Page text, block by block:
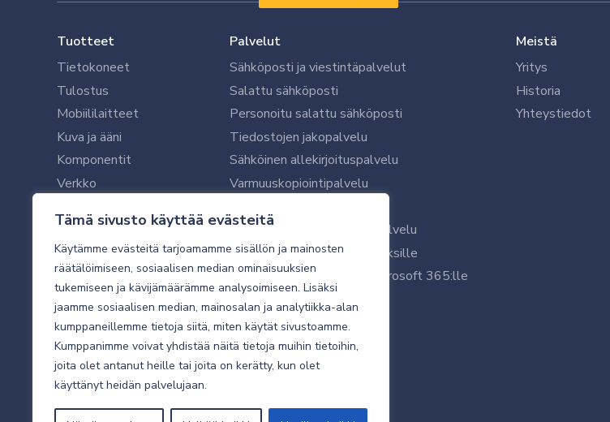
Tämä sivusto käyttää evästeitä
Käytämme evästeitä tarjoamamme sisällön ja mainosten
räätälöimiseen, sosiaalisen median ominaisuuksien
tukemiseen ja kävijämäärämme analysoimiseen. Lisäksi
jaamme sosiaalisen median, mainosalan ja analytiikka-alan
kumppaneillemme tietoja siitä, miten käytät sivustoamme.
Kumppanimme voivat yhdistää näitä tietoja muihin tietoihin,
joita olet antanut heille tai joita on kerätty, kun olet
käyttänyt heidän palvelujaan.
Tuotteet
Tietokoneet
Tulostus
Mobiililaitteet
Kuva ja ääni
Komponentit
Verkko
Oheislaitteet
Palvelut
Sähköposti ja viestintäpalvelut
Salattu sähköposti
Personoitu salattu sähköposti
Tiedostojen jakopalvelu
Sähköinen allekirjoituspalvelu
Varmuuskopiointipalvelu
Microsoft 365 -varmistuspalvelu
WithSecure tietoturva yrityksille
WithSecuren tietoturva Microsoft 365:lle
Käyttäjätukipalvelu
Tietoturvakartoitus
Sähköpostikartoitus
Valvottu tietoturva 24/7
Meistä
Yritys
Historia
Yhteystiedot